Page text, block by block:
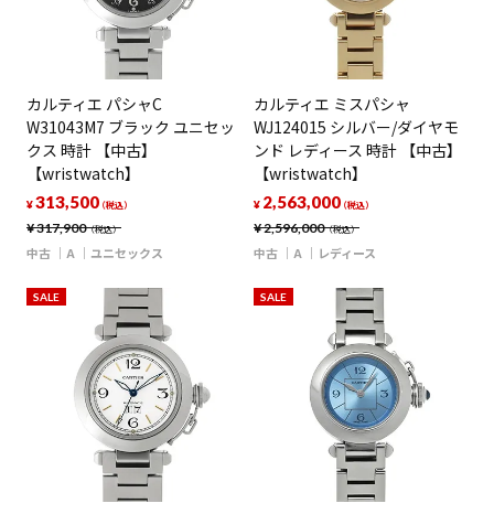
カルティエ パシャC
W31043M7 ブラック ユニセッ
クス 時計 【中古】
【wristwatch】
¥317,900（税込）
¥313,500（税込）
中古 A ユニセックス
カルティエ ミスパシャ
WJ124015 シルバー/ダイヤモ
ンド レディース 時計 【中古】
【wristwatch】
¥2,596,000（税込）
¥ 2,563,000（税込）
中古 A レディース
SALE SALE